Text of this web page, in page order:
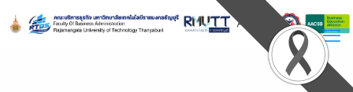
Content